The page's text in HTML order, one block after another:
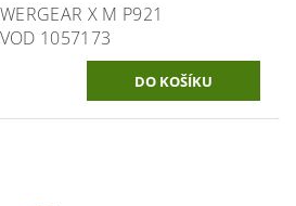
X M P921
1057173